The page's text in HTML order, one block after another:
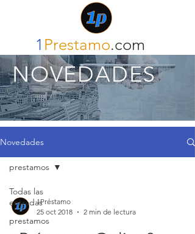
1 Prestamo.com
NOVEDADES
Novedades
Todas las
entradas
prestamos
prestamos
1Préstamo
25 oct 2018
2 min de lectura